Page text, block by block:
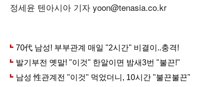
정세윤 텐아시아 기자 yoon@tenasia.co.kr